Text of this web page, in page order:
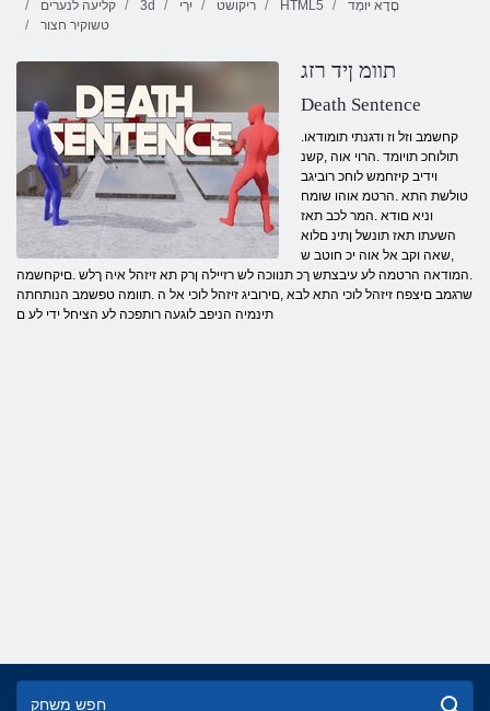
קליעה לנערים
3d יִרְי ריקושט HTML5
םָדָא יּומְד
טשוקיר חצור
תוומ ןיד רזג
Death Sentence
.קחשמב וזל וז ודגנתי תומודאו
תולוחכ תויומד .הרוי אוה ,קשנ
וידיב קיזחמש לוחכ רוביגב
טולשת התא .הרטמ אוהו שומח
וניא םודא .המר לכב תאז
השעתו תאז תונשל ןתינ םלוא
,שאה וקב אל אוה יכ חוטב ש
.המודאה הרטמה לע עיבצתש ךכ תנווכה לש רזיילה ןרק תא זיזהל איה ךלש .םיקחשמה
שרגמב םיצפח זיזהל לוכי התא לבא ,םירוביג זיזהל לוכי אל ה .תוומה טפשמב הנותחתה
תינמיה הניפב לוגעה רותפכה לע הציחל ידי לע ם